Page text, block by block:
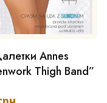
Annes
Thigh Band”